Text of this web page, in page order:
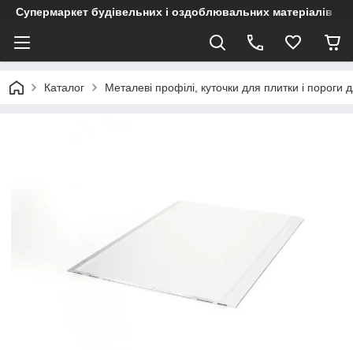
Супермаркет будівельних і оздоблювальних матеріалів
Каталог Металеві профілі, куточки для плитки і пороги